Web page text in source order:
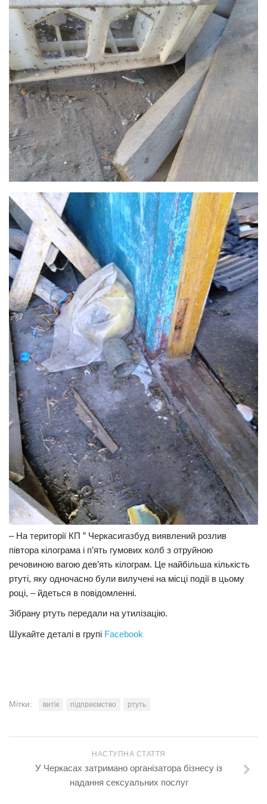
#Війна
– На території КП ” Черкасигазбуд виявлений розлив
півтора кілограма і п’ять гумових колб з отруйною
речовиною вагою дев’ять кілограм. Це найбільша кількість
ртуті, яку одночасно були вилучені на місці події в цьому
році, – йдеться в повідомленні.
Зібрану ртуть передали на утилізацію.
Шукайте деталі в групі Facebook
Мітки: витік підприємство ртуть
НАСТУПНА СТАТТЯ
У Черкасах затримано організатора бізнесу із
надання сексуальних послуг